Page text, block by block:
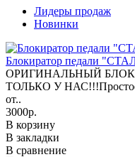
Лидеры продаж
Новинки
Блокиратор педали
ОРИГИНАЛЬНЫЙ
ТОЛЬКО У НАС!!!Простое
от..
3000р.
В корзину
В закладки
В сравнение